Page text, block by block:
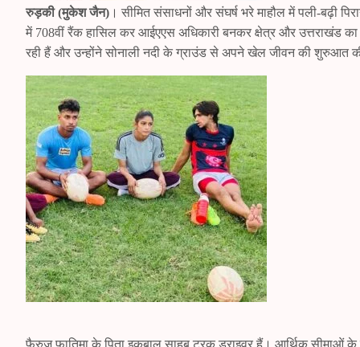
रुड़की (मुकेश जैन) । सीमित संसाधनों और संघर्ष भरे माहौल में पली-बढ़ी
में 708वीं रैंक हासिल कर आईएएस अधिकारी बनकर क्षेत्र और उत्तराखंड
रही हैं और उन्होंने सोनाली नदी के ग्राउंड से अपने खेल जीवन की शुरुआत